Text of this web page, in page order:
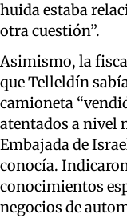
huida estaba
otra cuestión”.
Asimismo, la
que Telleldín
camioneta
atentados a nivel
Embajada de
conocía.
conocimientos
negocios de